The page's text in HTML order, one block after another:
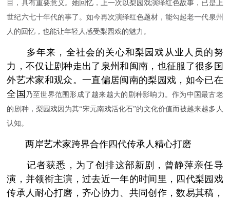
目，具有重要意义。她回忆，上一次以梨园戏演绎红色故事，已是上
世纪六七十年代的事了。如今再次演绎红色题材，能勾起老一代泉州
人的回忆，也能让年轻人感受梨园戏的魅力。
多年来，全社会的关心和梨园戏从业人员的努
力，不仅让剧种走出了泉州和闽南，也征服了很多国
外艺术家和观众。一直偏居闽南的梨园戏，如今已在
全国 乃至世界范围形成了越来越大的剧种影响力。作为中国最古老
的剧种，梨园戏因为其“宋元南戏活化石”的文化价值而被越来越多人
认知。
两岸艺术家跨界合作四代传承人精心打磨
记者获悉，为了创排这部新剧，曾静萍亲任导
演，并领衔主演，过去近一年的时间里，四代梨园戏
传承人耐心打磨，齐心协力、共同创作，数易其稿，